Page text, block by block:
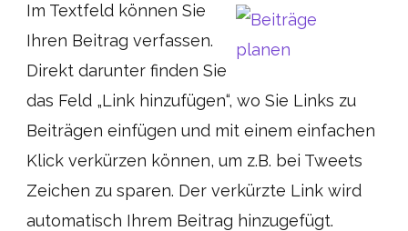
Im Textfeld können Sie
Ihren Beitrag verfassen.
Direkt darunter finden Sie
das Feld „Link hinzufügen“, wo Sie Links zu
Beiträgen einfügen und mit einem einfachen
Klick verkürzen können, um z.B. bei Tweets
Zeichen zu sparen. Der verkürzte Link wird
automatisch Ihrem Beitrag hinzugefügt.